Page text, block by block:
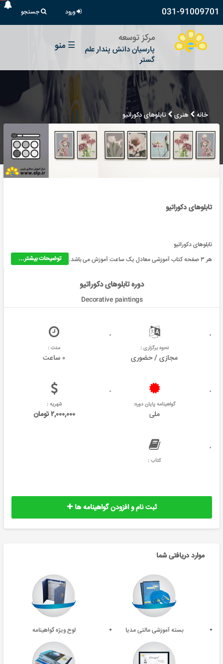
031-91009701 ورود جستجو
مرکز توسعه
پارسیان دانش پندار علم
گستر
☰ منو
خانه هنری تابلوهای دکوراتیو
تابلوهای دکوراتیو
تابلوهای دکوراتیو
توضیحات بیشتر...
هر ۳ صفحه کتاب آموزشی معادل یک ساعت آموزش می باشد.
دوره تابلوهای دکوراتیو
Decorative paintings
نحوه برگزاری :
مجازی / حضوری
مدت :
۰ ساعت
گواهینامه پایان دوره:
ملی
شهریه :
۲,۰۰۰,۰۰۰ تومان
کتاب :
ثبت نام و افزودن گواهینامه ها
موارد دریافتی شما
بسته آموزشی مالتی مدیا لوح ویژه گواهینامه